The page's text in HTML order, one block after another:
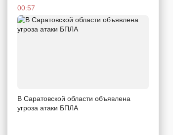
00:57
В Саратовской области объявлена
угроза атаки БПЛА